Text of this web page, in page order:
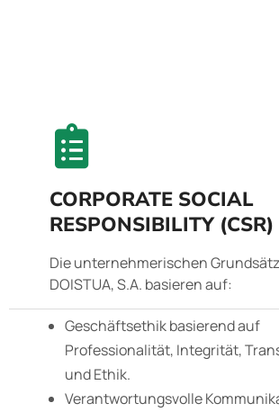
CORPORATE SOCIAL
RESPONSIBILITY (CSR)
Die unternehmerischen
DOISTUA, S.A. basieren auf:
Geschäftsethik basierend auf
Professionalität, Integrität,
und Ethik.
Verantwortungsvolle